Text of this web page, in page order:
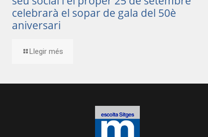
celebrarà el sopar de gala del 50è
aniversari
Llegir més